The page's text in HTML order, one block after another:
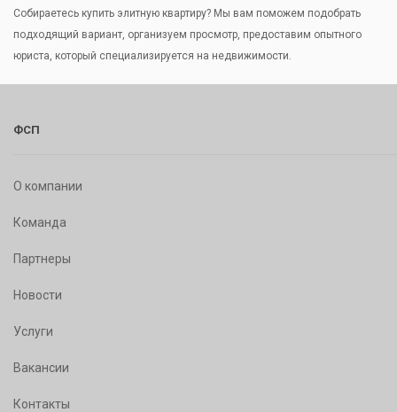
Собираетесь купить элитную квартиру? Мы вам поможем подобрать
подходящий вариант, организуем просмотр, предоставим опытного
юриста, который специализируется на недвижимости.
ФСП
О компании
Команда
Партнеры
Новости
Услуги
Вакансии
Контакты